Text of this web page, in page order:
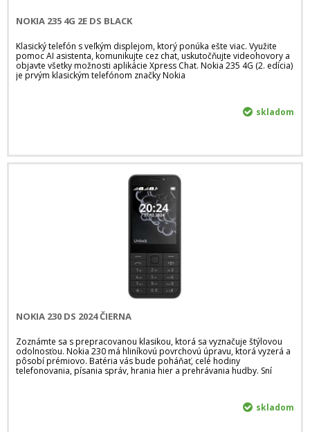
NOKIA 235 4G 2E DS BLACK
Klasický telefón s veľkým displejom, ktorý ponúka ešte viac. Využite
pomoc AI asistenta, komunikujte cez chat, uskutočňujte videohovory a
objavte všetky možnosti aplikácie Xpress Chat. Nokia 235 4G (2. edícia)
je prvým klasickým telefónom značky Nokia
skladom
NOKIA 230 DS 2024 ČIERNA
Zoznámte sa s prepracovanou klasikou, ktorá sa vyznačuje štýlovou
odolnosťou. Nokia 230 má hliníkovú povrchovú úpravu, ktorá vyzerá a
pôsobí prémiovo. Batéria vás bude poháňať, celé hodiny
telefonovania, písania správ, hrania hier a prehrávania hudby. Sní
skladom